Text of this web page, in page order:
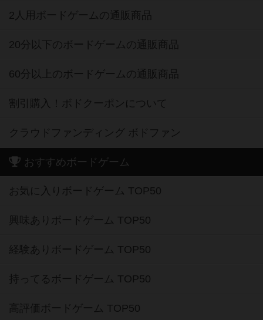
2人用ボードゲームの通販商品
20分以下のボードゲームの通販商品
60分以上のボードゲームの通販商品
割引購入！ボドクーポンについて
クラウドファンディング ボドファン
おすすめボードゲーム
お気に入りボードゲーム TOP50
興味ありボードゲーム TOP50
経験ありボードゲーム TOP50
持ってるボードゲーム TOP50
高評価ボードゲーム TOP50